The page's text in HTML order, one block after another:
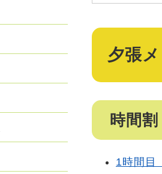
夕張
時間割
1時間